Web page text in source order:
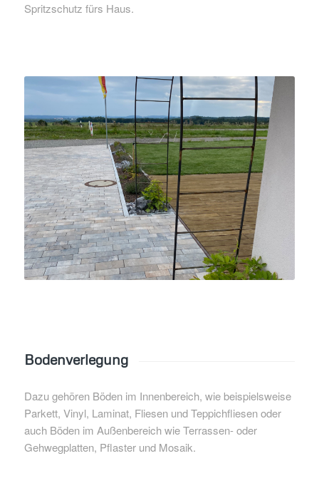
Spritzschutz fürs Haus.
Bodenverlegung
Dazu gehören Böden im Innenbereich, wie beispielsweise
Parkett, Vinyl, Laminat, Fliesen und Teppichfliesen oder
auch Böden im Außenbereich wie Terrassen- oder
Gehwegplatten, Pflaster und Mosaik.